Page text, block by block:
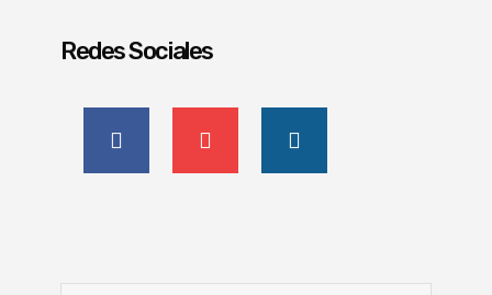
Redes Sociales